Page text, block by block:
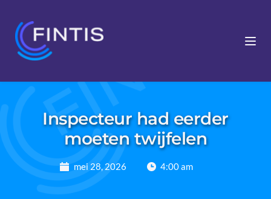
Inspecteur had eerder
moeten twijfelen
mei 28, 2026 4:00 am